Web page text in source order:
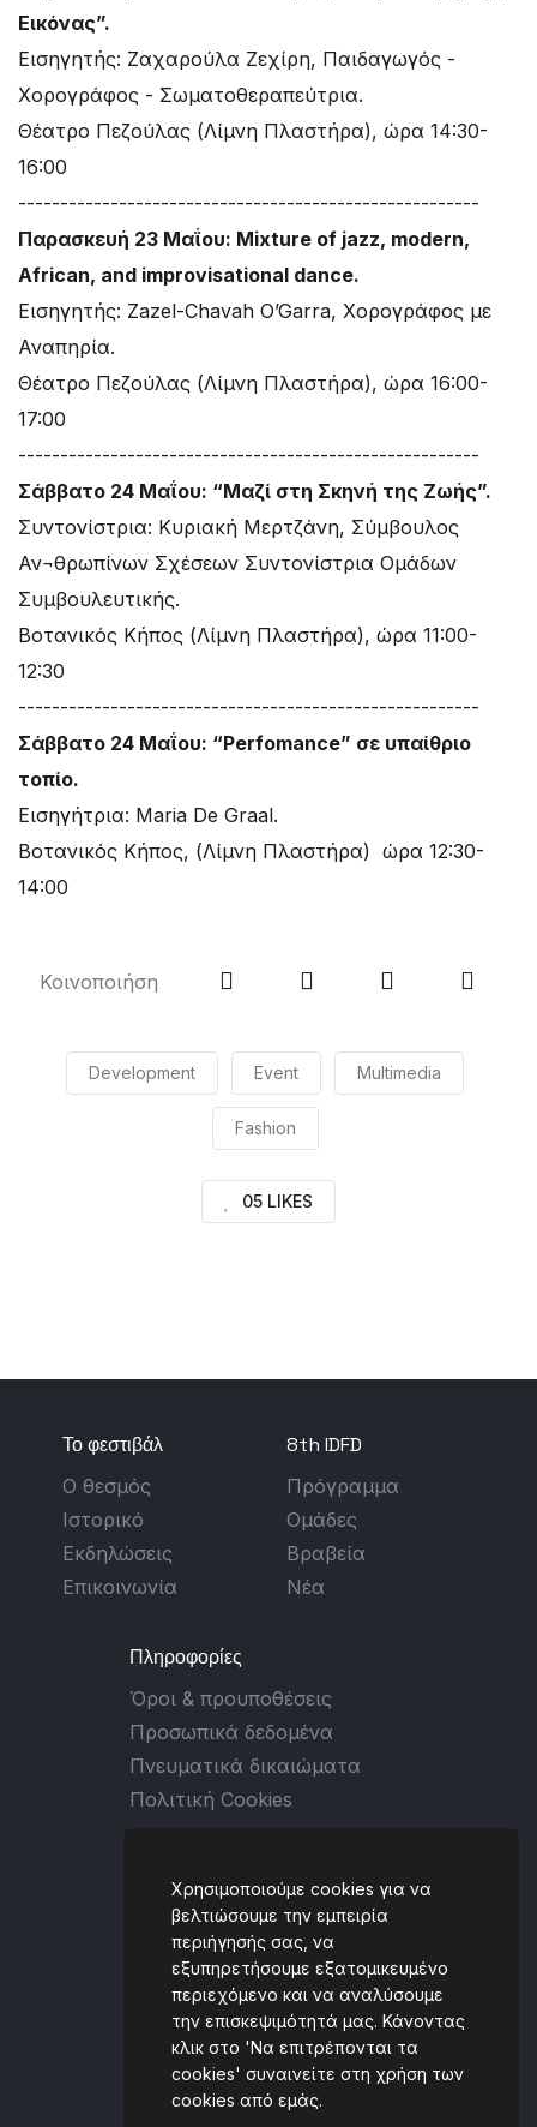
Χρησιμοποιούμε cookies για να
βελτιώσουμε την εμπειρία
περιήγησής σας, να
εξυπηρετήσουμε εξατομικευμένο
περιεχόμενο και να αναλύσουμε
την επισκεψιμότητά μας. Κάνοντας
κλικ στο 'Να επιτρέπονται τα
cookies' συναινείτε στη χρήση των
cookies από εμάς.
Εικόνας”.
Εισηγητής: Ζαχαρούλα Ζεχίρη, Παιδαγωγός -
Χορογράφος - Σωματοθεραπεύτρια.
Θέατρο Πεζούλας (Λίμνη Πλαστήρα), ώρα 14:30-
16:00
-------------------------------------------------------
Παρασκευή 23 Μαΐου: Mixture of jazz, modern,
African, and improvisational dance.
Εισηγητής: Zazel-Chavah O’Garra, Χορογράφος με
Αναπηρία.
Θέατρο Πεζούλας (Λίμνη Πλαστήρα), ώρα 16:00-
17:00
-------------------------------------------------------
Σάββατο 24 Μαΐου: “Μαζί στη Σκηνή της Ζωής”.
Συντονίστρια: Κυριακή Μερτζάνη, Σύμβουλος
Αν¬θρωπίνων Σχέσεων Συντονίστρια Ομάδων
Συμβουλευτικής.
Βοτανικός Κήπος (Λίμνη Πλαστήρα), ώρα 11:00-
12:30
-------------------------------------------------------
Σάββατο 24 Μαΐου: “Perfomance” σε υπαίθριο
τοπίο.
Εισηγήτρια: Maria De Graal.
Βοτανικός Κήπος, (Λίμνη Πλαστήρα) ώρα 12:30-
14:00
Κοινοποιήση
Development Event Multimedia
Fashion
05 LIKES
Το φεστιβάλ
Ο θεσμός
Ιστορικό
Εκδηλώσεις
Επικοινωνία
8th IDFD
Πρόγραμμα
Ομάδες
Βραβεία
Νέα
Πληροφορίες
Όροι & προυποθέσεις
Προσωπικά δεδομένα
Πνευματικά δικαιώματα
Πολιτική Cookies
Ταλιαδούρου 2, 431 00,
Καρδίτσα, GREECE
(+30) 6930 434059
[email protected]